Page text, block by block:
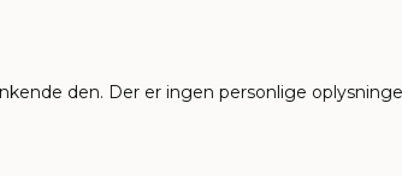
den. Der er ingen personlige